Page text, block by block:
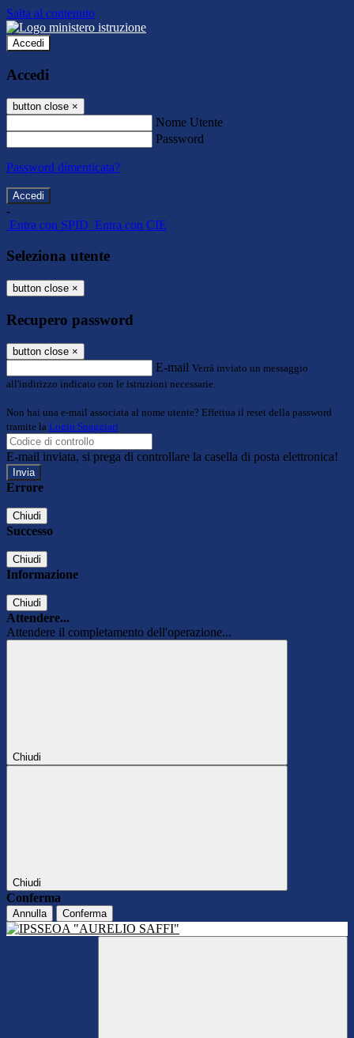
Salta al contenuto
Accedi
Accedi
button close ×
Nome Utente
Password
Password dimenticata?
-
Entra con SPID Entra con CIE
Seleziona utente
button close ×
Recupero password
button close ×
E-mail Verrà inviato un messaggio
all'indirizzo indicato con le istruzioni necessarie.
Non hai una e-mail associata al nome utente? Effettua il reset della password
tramite la Login Spaggiari
E-mail inviata, si prega di controllare la casella di posta elettronica!
Errore
Chiudi
Successo
Chiudi
Informazione
Chiudi
Attendere...
Attendere il completamento dell'operazione...
Chiudi
Chiudi
Conferma
Annulla Conferma